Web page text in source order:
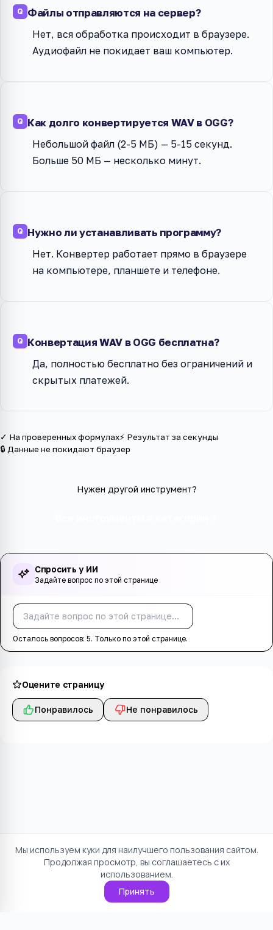
Файлы отправляются на сервер?
Нет, вся обработка происходит в браузере.
Аудиофайл не покидает ваш компьютер.
Как долго конвертируется WAV в OGG?
Небольшой файл (2-5 МБ) — 5-15 секунд.
Больше 50 МБ — несколько минут.
Нужно ли устанавливать программу?
Нет. Конвертер работает прямо в браузере
на компьютере, планшете и телефоне.
Конвертация WAV в OGG бесплатна?
Да, полностью бесплатно без ограничений и
скрытых платежей.
✓ На проверенных формулах⚡ Результат за секунды
🔒 Данные не покидают браузер
Нужен другой инструмент?
Спросить у ИИ
Задайте вопрос по этой странице
Осталось вопросов: 5. Только по этой странице.
Оцените страницу
Понравилось Не понравилось
Мы используем куки для наилучшего пользования сайтом.
Продолжая просмотр, вы соглашаетесь с их
использованием.
Принять